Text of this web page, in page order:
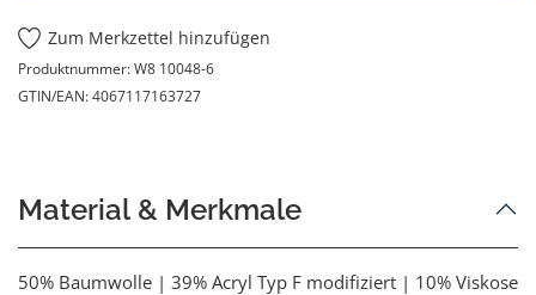
Zum Merkzettel hinzufügen
Produktnummer:W8 10048-6
GTIN/EAN:4067117163727
Material & Merkmale
50% Baumwolle | 39% Acryl Typ F modifiziert | 10% Viskose